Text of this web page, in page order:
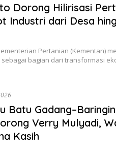
Dorong Hilirisasi
Industri dari Desa
Pertanian (Kementan)
bagian dari transformasi
Batu
Verry Mulyadi,
Kasih